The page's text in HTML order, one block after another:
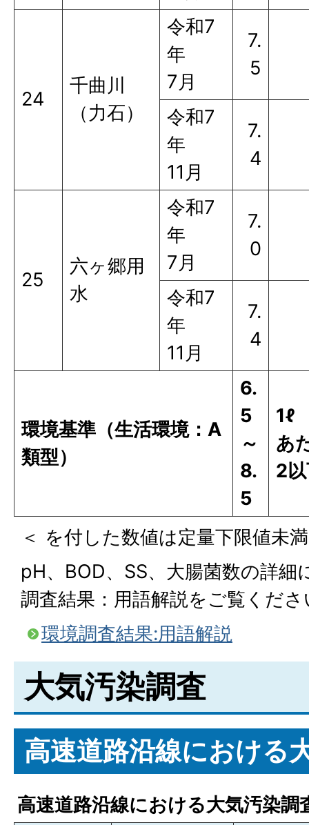
24
千曲川
（力石）
令和7
年
7月
7.
5
令和7
年
11月
7.
4
25
六ヶ郷用
水
令和7
年
7月
7.
0
令和7
年
11月
7.
4
環境基準（生活環境：A
類型）
6.
5
～
8.
5
1ℓ
あ
2
＜ を付した数値は定量下限値未
pH、BOD、SS、大腸菌数の詳細
調査結果：用語解説をご覧くださ
環境調査結果:用語解説
大気汚染調査
高速道路沿線における
高速道路沿線における大気汚染調